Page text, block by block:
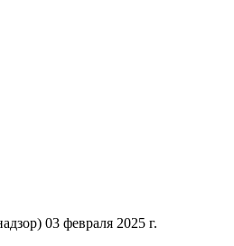
03 февраля 2025 г.